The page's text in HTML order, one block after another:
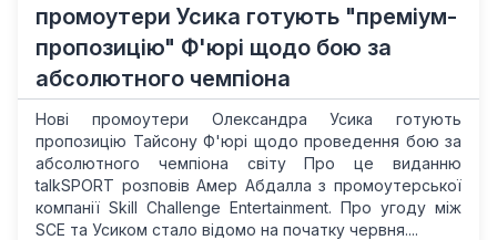
промоутери Усика готують "преміум-
пропозицію" Ф'юрі щодо бою за
абсолютного чемпіона
Нові промоутери Олександра Усика готують
пропозицію Тайсону Ф'юрі щодо проведення бою за
абсолютного чемпіона світу Про це виданню
talkSPORT розповів Амер Абдалла з промоутерської
компанії Skill Challenge Entertainment. Про угоду між
SCE та Усиком стало відомо на початку червня....